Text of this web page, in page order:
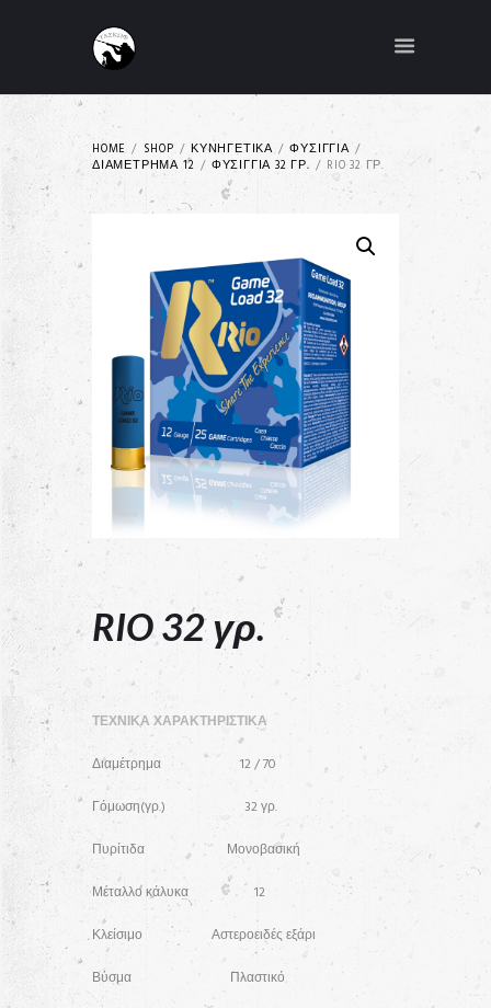
HOME SHOP ΚΥΝΗΓΕΤΙΚΑ
ΦΥΣΙΓΓΙΑ
ΔΙΑΜΕΤΡΗΜΑ 12
ΦΥΣΙΓΓΙΑ 32 ΓΡ. RIO 32 ΓΡ.
RIO 32 γρ.
ΤΕΧΝΙΚΑ ΧΑΡΑΚΤΗΡΙΣΤΙΚΑ
Διαμέτρημα 12 / 70
Γόμωση(γρ.) 32 γρ.
Πυρίτιδα Μονοβασική
Μέταλλο κάλυκα 12
Κλείσιμο Αστεροειδές εξάρι
Βύσμα Πλαστικό